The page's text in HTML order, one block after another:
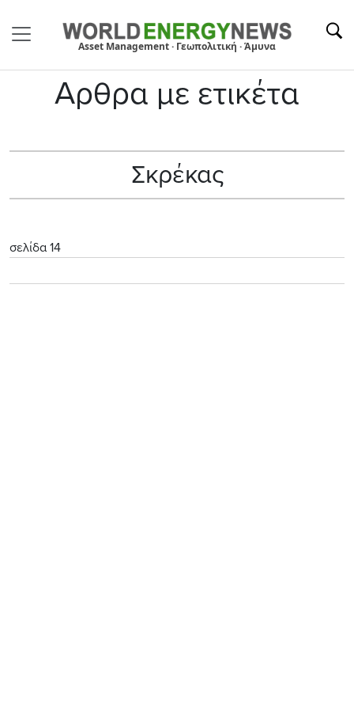
Asset Management · Γεωπολιτική · Άμυνα
Αρθρα με ετικέτα
Σκρέκας
σελίδα 14